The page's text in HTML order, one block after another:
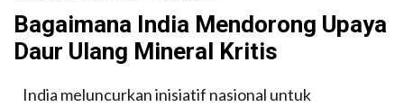
Bagaimana India Mendorong Upaya
Daur Ulang Mineral Kritis
India meluncurkan inisiatif nasional untuk